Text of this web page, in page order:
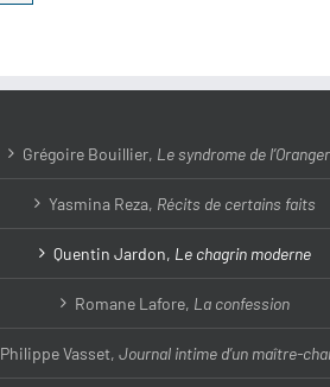
Grégoire Bouillier, Le syndrome de
Yasmina Reza, Récits de certains faits
Quentin Jardon, Le chagrin moderne
Romane Lafore, La confession
Philippe Vasset, Journal intime d’un maître-